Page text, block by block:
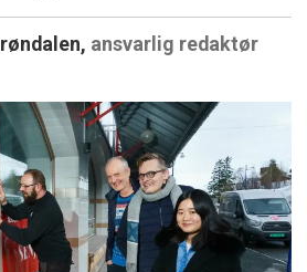
ansvarlig redaktør